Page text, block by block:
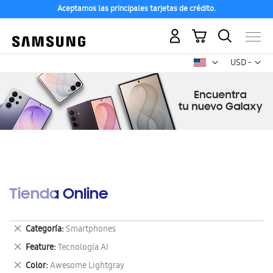
Aceptamos las principales tarjetas de crédito.
USD -
dólar
Mi carrito
Tienda Online
Categoría Smartphones
Eliminar
este
artículo
Feature Tecnología AI
Eliminar
este
Color Awesome Lightgray
Eliminar